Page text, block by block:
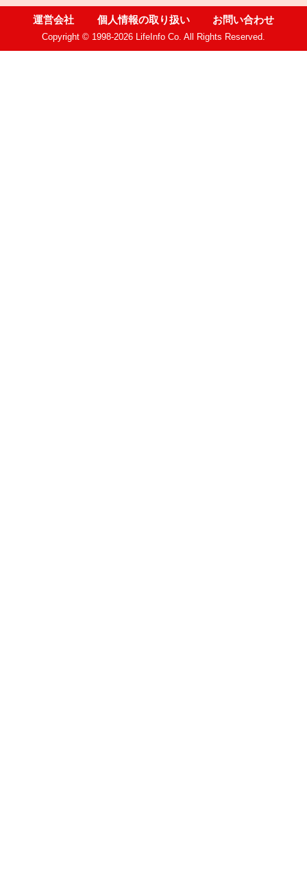
運営会社 個人情報の取り扱い お問い合わせ
Copyright © 1998-2026 LifeInfo Co. All Rights Reserved.